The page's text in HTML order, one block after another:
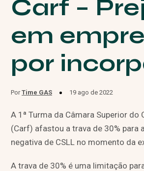
Carf –
em
por
PorTime GAS 19 ago de 2022
A 1ª Turma da Câmara Superior
(Carf) afastou a trava de 30%
negativa de CSLL no momento da
A trava de 30% é uma limitação